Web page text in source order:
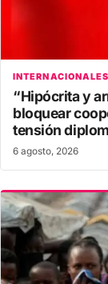
INTERNACIONALES
“Hipócrita y
bloquear
tensión
6 agosto, 2026